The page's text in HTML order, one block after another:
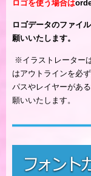
ロゴを使う場合は
ロゴデータのファイ
願いいたします。
※ イラストレーター
はアウトラインを必
パスやレイヤーがあ
願いいたします。